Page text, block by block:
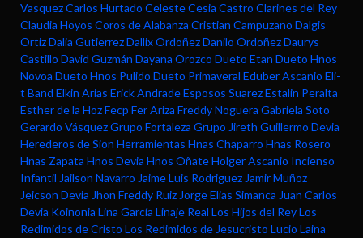
VasquezCarlos Hurtado CelesteCesia Castro Clarines del Rey
Claudia Hoyos Coros de Alabanza Cristian Campuzano Dalgis
OrtizDalia GutierrezDallix OrdoñezDanilo OrdoñezDaurys
Castillo David Guzmán Dayana Orozco Dueto Etan Dueto Hnos
Novoa Dueto Hnos Pulido Dueto Primaveral Eduber Ascanio Eli-
t Band Elkin Arias Erick AndradeEsposos SuarezEstalin Peralta
Esther de la HozFecp Fer Ariza Freddy Noguera Gabriela Soto
Gerardo VásquezGrupo Fortaleza Grupo Jireth Guillermo Devia
Herederos de Sion Herramientas Hnas Chaparro Hnas Rosero
Hnas Zapata Hnos Devia Hnos OñateHolger Ascanio Incienso
Infantil Jailson Navarro Jaime Luis RodriguezJamir Muñoz
Jeicson Devia Jhon Freddy RuizJorge Elias Simanca Juan Carlos
Devia Koinonia Lina García Linaje Real Los Hijos del ReyLos
Redimidos de Cristo Los Redimidos de Jesucristo Lucio Laina